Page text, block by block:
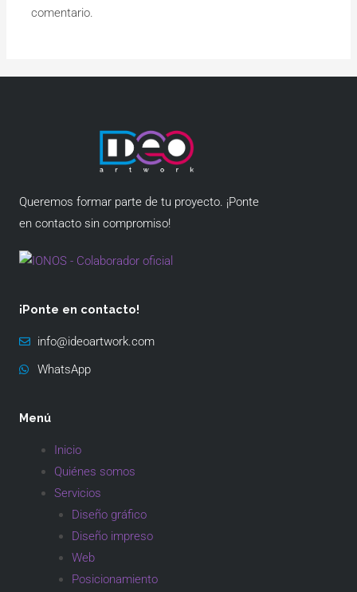
comentario.
Queremos formar parte de tu proyecto. ¡Ponte
en contacto sin compromiso!
¡Ponte en contacto!
info@ideoartwork.com
WhatsApp
Menú
Inicio
Quiénes somos
Servicios
Diseño gráfico
Diseño impreso
Web
Posicionamiento